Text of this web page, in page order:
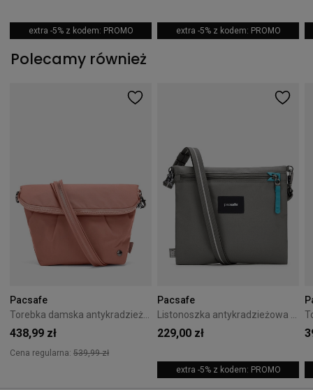
extra -5% z kodem: PROMO extra -5% z kodem: PROMO
Polecamy również
Pacsafe
438,99 zł
Cena regularna: 539,99 zł
Pacsafe
229,00 zł
extra -5% z kodem: PROMO